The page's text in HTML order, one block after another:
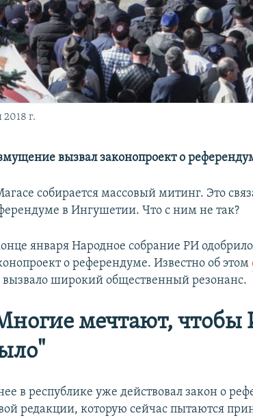
г.
вызвал законопроект о
собирается массовый митинг. Это
в Ингушетии. Что с ним не так?
января Народное собрание РИ
о референдуме. Известно об этом
широкий общественный резонанс.
мечтают,
в республике уже действовал закон о
редакции, которую сейчас пытаются